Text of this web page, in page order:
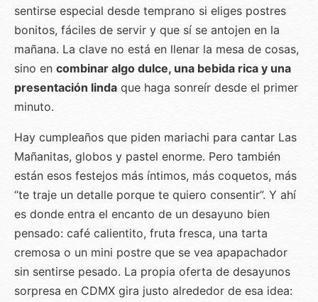
sentirse especial desde temprano si eliges postres
bonitos, fáciles de servir y que sí se antojen en la
mañana. La clave no está en llenar la mesa de cosas,
sino en combinar algo dulce, una bebida rica y una
presentación linda que haga sonreír desde el primer
minuto.
Hay cumpleaños que piden mariachi para cantar Las
Mañanitas, globos y pastel enorme. Pero también
están esos festejos más íntimos, más coquetos, más
“te traje un detalle porque te quiero consentir”. Y ahí
es donde entra el encanto de un desayuno bien
pensado: café calientito, fruta fresca, una tarta
cremosa o un mini postre que se vea apapachador
sin sentirse pesado. La propia oferta de desayunos
sorpresa en CDMX gira justo alrededor de esa idea: